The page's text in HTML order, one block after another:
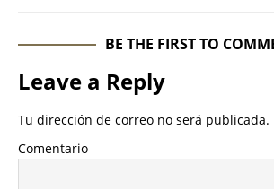
BE THE FIRST TO
Leave a Reply
Tu dirección de correo no será publicada.
Comentario